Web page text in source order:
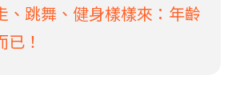
、跳舞、健身樣樣來：年齡
已！